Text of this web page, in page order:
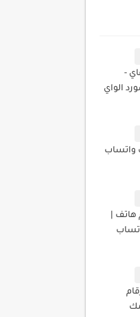
-
الواي
|